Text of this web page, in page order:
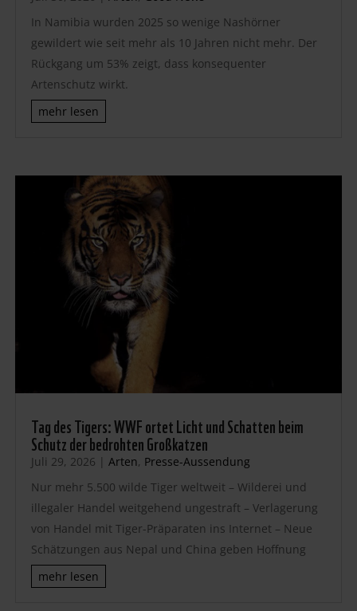
In Namibia wurden 2025 so wenige Nashörner
gewildert wie seit mehr als 10 Jahren nicht mehr. Der
Rückgang um 53% zeigt, dass konsequenter
Artenschutz wirkt.
mehr lesen
Tag des Tigers: WWF ortet Licht und Schatten beim
Schutz der bedrohten Großkatzen
Juli 29, 2026 | Arten, Presse-Aussendung
Nur mehr 5.500 wilde Tiger weltweit – Wilderei und
illegaler Handel weitgehend ungestraft – Verlagerung
von Handel mit Tiger-Präparaten ins Internet – Neue
Schätzungen aus Nepal und China geben Hoffnung
mehr lesen